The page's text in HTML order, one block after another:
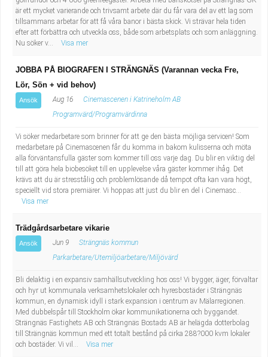
är ett mycket varierande och trivsamt arbete där du får vara del av ett lag som
tillsammans arbetar för att få våra banor i bästa skick. Vi strävar hela tiden
efter att förbättra och utveckla oss, både som arbetsplats och som anläggning.
Nu söker v...
Visa mer
JOBBA PÅ BIOGRAFEN I STRÄNGNÄS (Varannan vecka Fre,
Lör, Sön + vid behov)
Ansök Aug 16
Cinemascenen i Katrineholm AB
Programvärd/Programvärdinna
Vi söker medarbetare som brinner för att ge den bästa möjliga servicen! Som
medarbetare på Cinemascenen får du komma in bakom kulisserna och möta
alla förväntansfulla gäster som kommer till oss varje dag. Du blir en viktig del
till att göra hela biobesöket till en upplevelse våra gäster kommer ihåg. Det
krävs att du är stresstålig och problemlösande då tempot ofta kan vara högt,
speciellt vid stora premiärer. Vi hoppas att just du blir en del i Cinemasc...
Visa mer
Trädgårdsarbetare vikarie
Ansök Jun 9
Strängnäs kommun
Parkarbetare/Utemiljöarbetare/Miljövärd
Bli delaktig i en expansiv samhällsutveckling hos oss! Vi bygger, äger, förvaltar
och hyr ut kommunala verksamhetslokaler och hyresbostäder i Strängnäs
kommun, en dynamisk idyll i stark expansion i centrum av Mälarregionen.
Med dubbelspår till Stockholm ökar kommunikationerna och byggandet.
Strängnäs Fastighets AB och Strängnäs Bostads AB är helägda dotterbolag
till Strängnäs kommun med ett totalt bestånd på cirka 288?000 kvm lokaler
och bostäder. Vi vil...
Visa mer